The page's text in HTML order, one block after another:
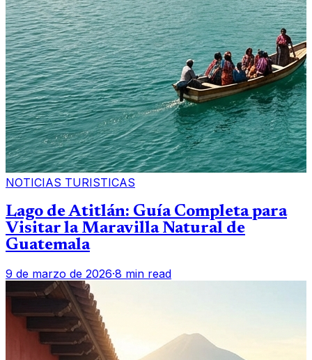
NOTICIAS TURISTICAS
Lago de Atitlán: Guía Completa para
Visitar la Maravilla Natural de
Guatemala
9 de marzo de 2026·8 min read